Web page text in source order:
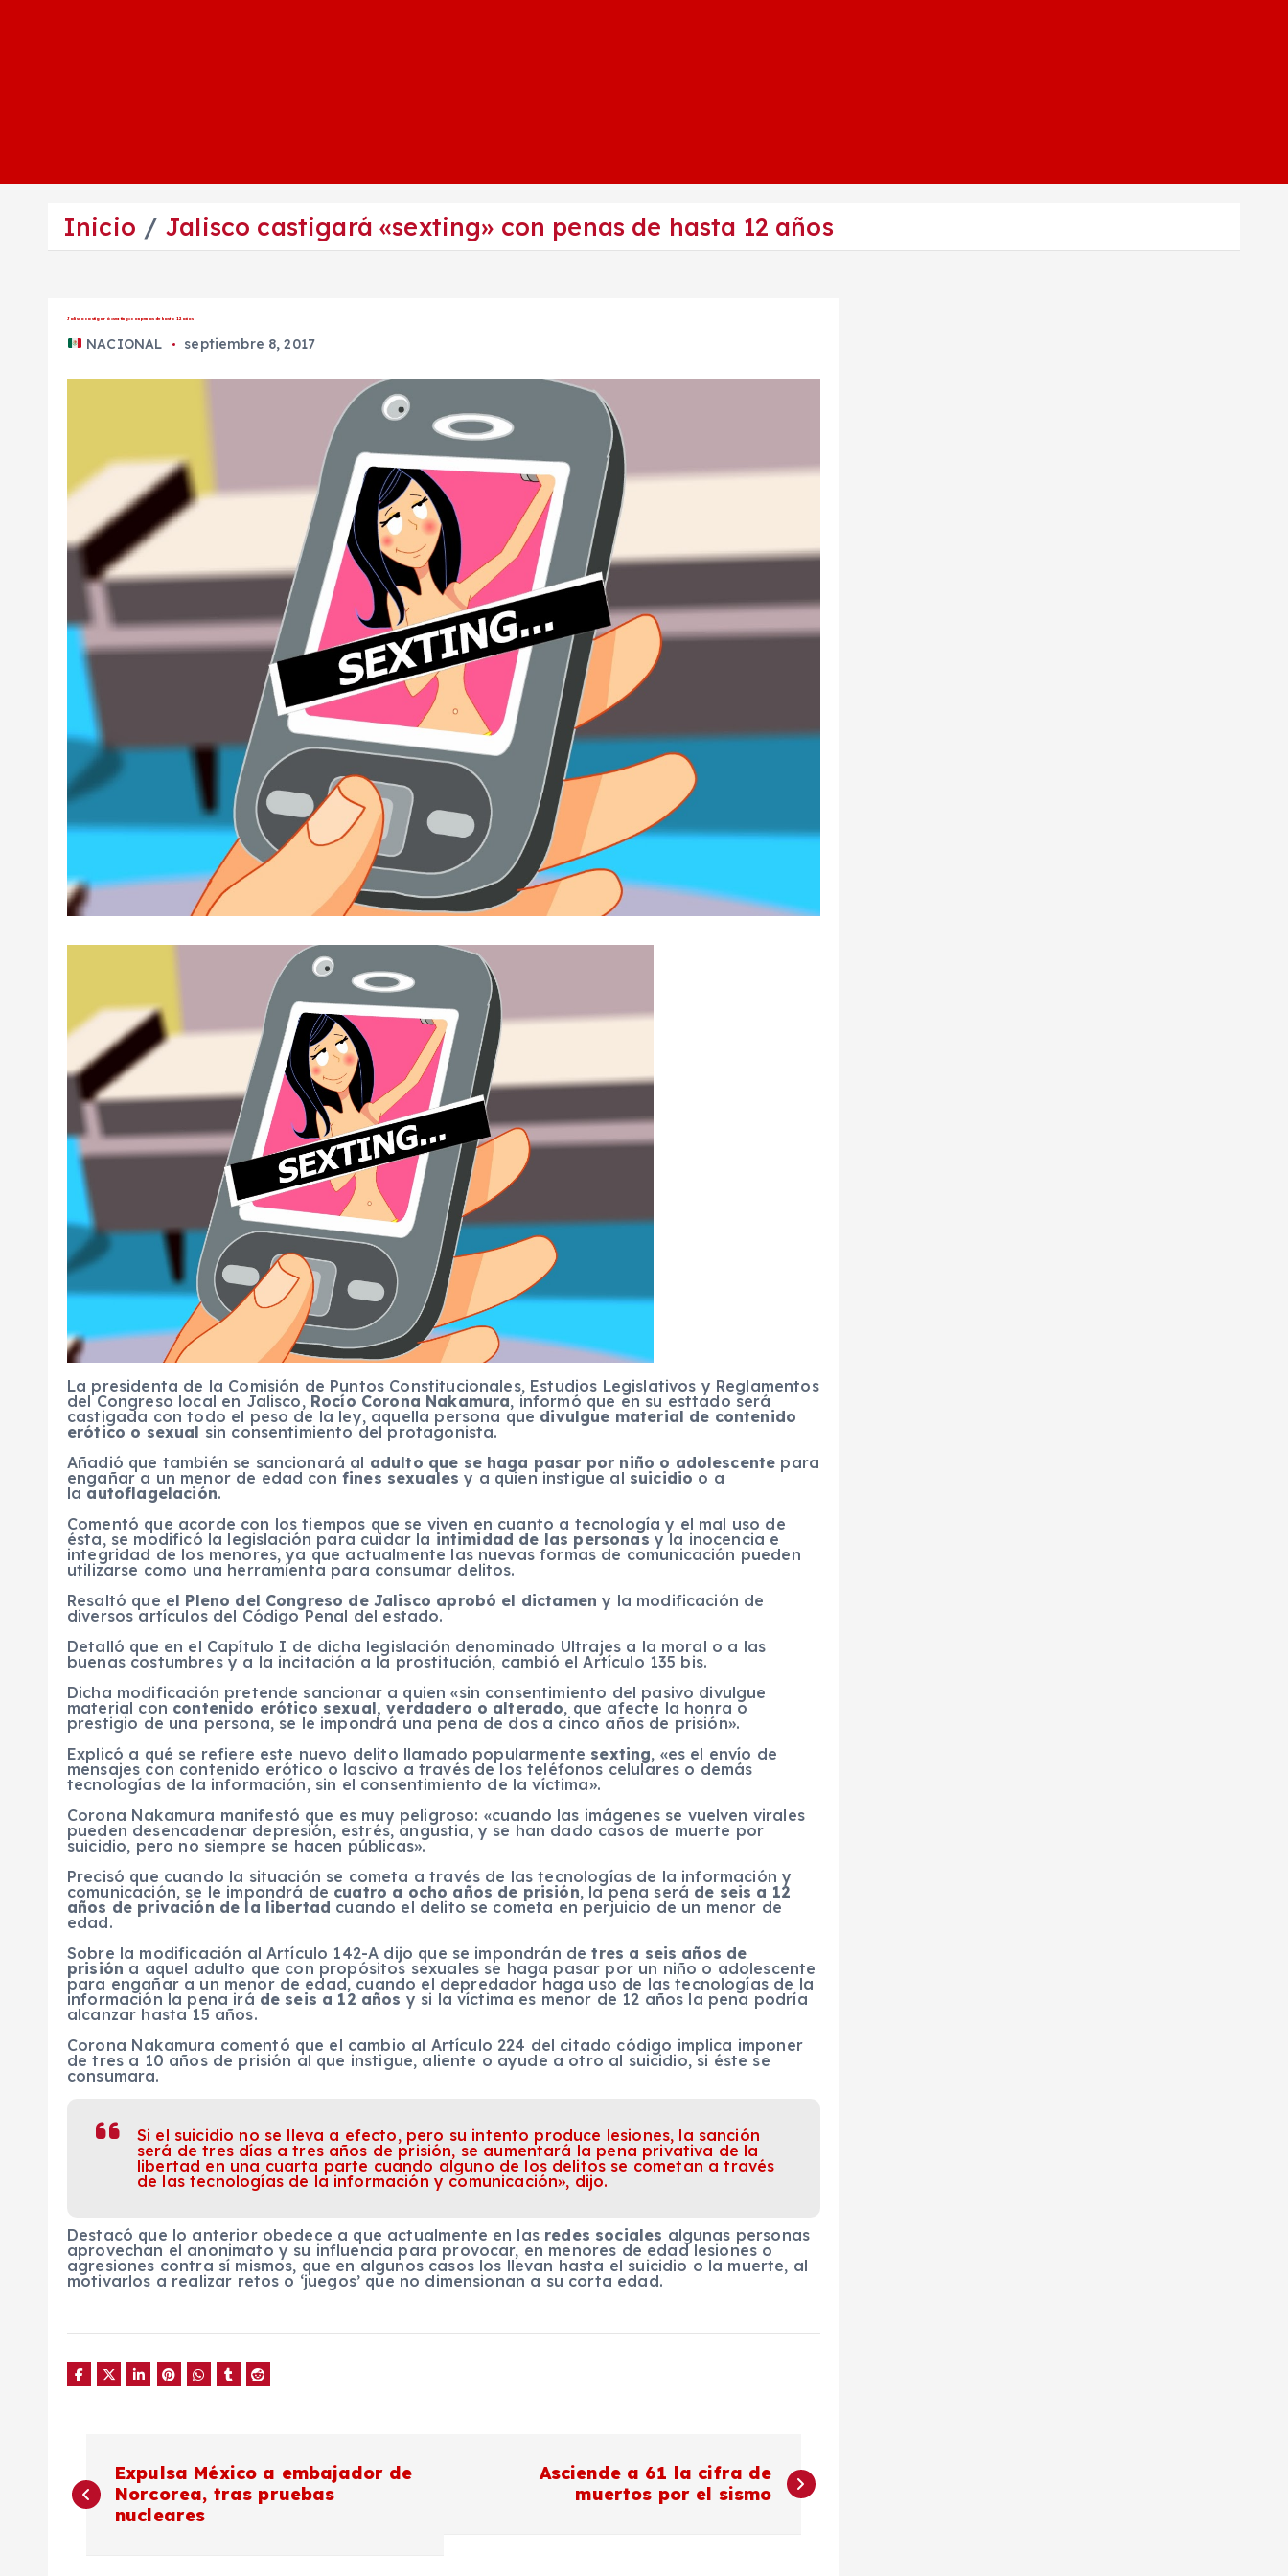
Inicio Jalisco castigará «sexting» con penas de hasta 12 años
Jalisco castigará «sexting» con penas de hasta 12 años
NACIONAL septiembre 8, 2017
La presidenta de la Comisión de Puntos Constitucionales, Estudios Legislativos y Reglamentos
del Congreso local en Jalisco, Rocío Corona Nakamura, informó que en su esttado será
castigada con todo el peso de la ley, aquella persona que divulgue material de contenido
erótico o sexual sin consentimiento del protagonista.
Añadió que también se sancionará al adulto que se haga pasar por niño o adolescente para
engañar a un menor de edad con fines sexuales y a quien instigue al suicidio o a
la autoflagelación.
Comentó que acorde con los tiempos que se viven en cuanto a tecnología y el mal uso de
ésta, se modificó la legislación para cuidar la intimidad de las personas y la inocencia e
integridad de los menores, ya que actualmente las nuevas formas de comunicación pueden
utilizarse como una herramienta para consumar delitos.
Resaltó que el Pleno del Congreso de Jalisco aprobó el dictamen y la modificación de
diversos artículos del Código Penal del estado.
Detalló que en el Capítulo I de dicha legislación denominado Ultrajes a la moral o a las
buenas costumbres y a la incitación a la prostitución, cambió el Artículo 135 bis.
Dicha modificación pretende sancionar a quien «sin consentimiento del pasivo divulgue
material con contenido erótico sexual, verdadero o alterado, que afecte la honra o
prestigio de una persona, se le impondrá una pena de dos a cinco años de prisión».
Explicó a qué se refiere este nuevo delito llamado popularmente sexting, «es el envío de
mensajes con contenido erótico o lascivo a través de los teléfonos celulares o demás
tecnologías de la información, sin el consentimiento de la víctima».
Corona Nakamura manifestó que es muy peligroso: «cuando las imágenes se vuelven virales
pueden desencadenar depresión, estrés, angustia, y se han dado casos de muerte por
suicidio, pero no siempre se hacen públicas».
Precisó que cuando la situación se cometa a través de las tecnologías de la información y
comunicación, se le impondrá de cuatro a ocho años de prisión, la pena será de seis a 12
años de privación de la libertad cuando el delito se cometa en perjuicio de un menor de
edad.
Sobre la modificación al Artículo 142-A dijo que se impondrán de tres a seis años de
prisión a aquel adulto que con propósitos sexuales se haga pasar por un niño o adolescente
para engañar a un menor de edad, cuando el depredador haga uso de las tecnologías de la
información la pena irá de seis a 12 años y si la víctima es menor de 12 años la pena podría
alcanzar hasta 15 años.
Corona Nakamura comentó que el cambio al Artículo 224 del citado código implica imponer
de tres a 10 años de prisión al que instigue, aliente o ayude a otro al suicidio, si éste se
consumara.
Si el suicidio no se lleva a efecto, pero su intento produce lesiones, la sanción
será de tres días a tres años de prisión, se aumentará la pena privativa de la
libertad en una cuarta parte cuando alguno de los delitos se cometan a través
de las tecnologías de la información y comunicación», dijo.
Destacó que lo anterior obedece a que actualmente en las redes sociales algunas personas
aprovechan el anonimato y su influencia para provocar, en menores de edad lesiones o
agresiones contra sí mismos, que en algunos casos los llevan hasta el suicidio o la muerte, al
motivarlos a realizar retos o ‘juegos’ que no dimensionan a su corta edad.
a
Expulsa México a embajador de
Norcorea, tras pruebas
nucleares
Asciende a 61 la cifra de
muertos por el sismo